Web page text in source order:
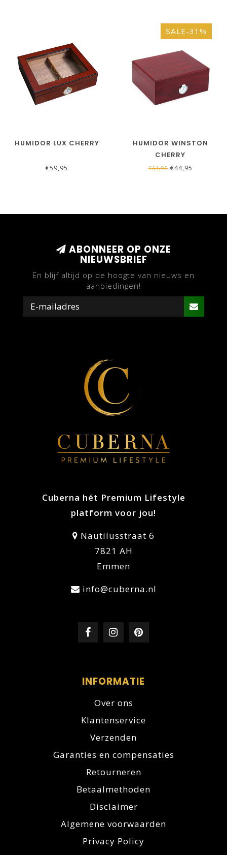
HUMIDOR LUX CHERRY
€59,95
SALE-31%
HUMIDOR WINSTON
CHERRY
€64,95€44,95
ABONNEER OP ONZE
NIEUWSBRIEF
En blijf altijd op de hoogte van nieuws en
aanbiedingen!
Cuberna hét Premium Lifestyle
platform voor jou!
Nautilusstraat 6
7821 AH
Emmen
info@cuberna.nl
INFORMATIE
Over ons
Klantenservice
Verzenden
Garanties en compensaties
Retourneren
Betaalmethoden
Disclaimer
Algemene voorwaarden
Privacy Policy